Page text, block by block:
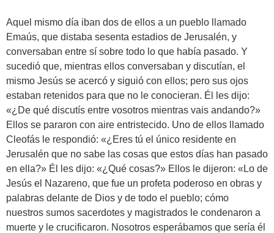
Aquel mismo día iban dos de ellos a un pueblo llamado
Emaús, que distaba sesenta estadios de Jerusalén, y
conversaban entre sí sobre todo lo que había pasado. Y
sucedió que, mientras ellos conversaban y discutían, el
mismo Jesús se acercó y siguió con ellos; pero sus ojos
estaban retenidos para que no le conocieran. Él les dijo:
«¿De qué discutís entre vosotros mientras vais andando?»
Ellos se pararon con aire entristecido. Uno de ellos llamado
Cleofás le respondió: «¿Eres tú el único residente en
Jerusalén que no sabe las cosas que estos días han pasado
en ella?» Él les dijo: «¿Qué cosas?» Ellos le dijeron: «Lo de
Jesús el Nazareno, que fue un profeta poderoso en obras y
palabras delante de Dios y de todo el pueblo; cómo
nuestros sumos sacerdotes y magistrados le condenaron a
muerte y le crucificaron. Nosotros esperábamos que sería él